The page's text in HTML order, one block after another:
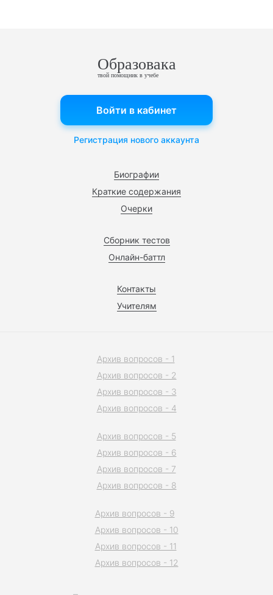
Образовака
твой помощник в учебе
Биографии
Краткие содержания
Очерки
Сборник тестов
Онлайн-баттл
Контакты
Учителям
Войти в кабинет
Регистрация нового аккаунта
Архив вопросов - 1
Архив вопросов - 2
Архив вопросов - 3
Архив вопросов - 4
Архив вопросов - 5
Архив вопросов - 6
Архив вопросов - 7
Архив вопросов - 8
Архив вопросов - 9
Архив вопросов - 10
Архив вопросов - 11
Архив вопросов - 12